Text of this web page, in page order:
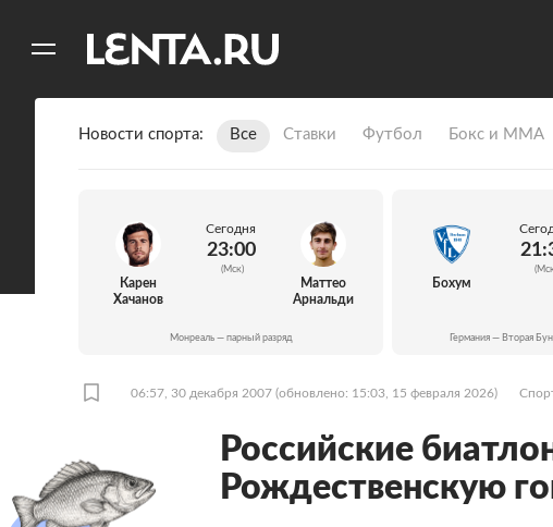
Новости спорта Все Ставки Футбол Бокс и ММА
Карен
Хачанов
Сегодня
23:00
(Мск)
Маттео
Арнальди
Монреаль — парный разряд
Бохум
Германия — Вторая
06:57, 30 декабря 2007 (обновлено: 15:03, 15 февраля 2026)
Российские
Рождественскую